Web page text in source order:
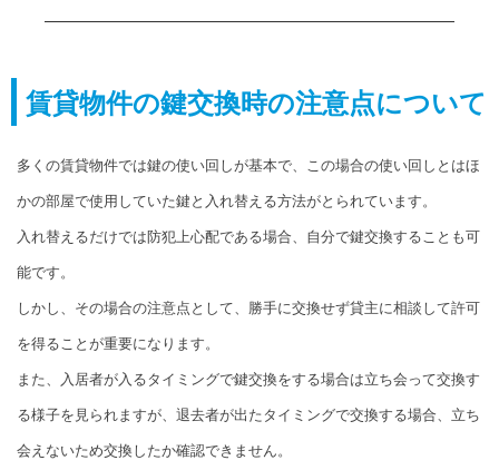
賃貸物件の鍵交換時の注意点について
多くの賃貸物件では鍵の使い回しが基本で、この場合の使い回しとはほ
かの部屋で使用していた鍵と入れ替える方法がとられています。
入れ替えるだけでは防犯上心配である場合、自分で鍵交換することも可
能です。
しかし、その場合の注意点として、勝手に交換せず貸主に相談して許可
を得ることが重要になります。
また、入居者が入るタイミングで鍵交換をする場合は立ち会って交換す
る様子を見られますが、退去者が出たタイミングで交換する場合、立ち
会えないため交換したか確認できません。